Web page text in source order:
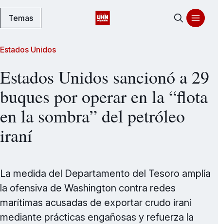
Temas
Estados Unidos
Estados Unidos sancionó a 29
buques por operar en la “flota
en la sombra” del petróleo
iraní
La medida del Departamento del Tesoro amplía
la ofensiva de Washington contra redes
marítimas acusadas de exportar crudo iraní
mediante prácticas engañosas y refuerza la